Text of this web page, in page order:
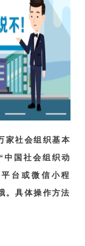
家社会组织基本
中国社会组织动
台或微信小程
。具体操作方法